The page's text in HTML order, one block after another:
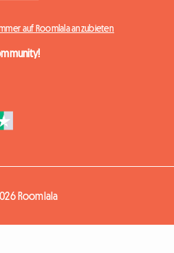
auf Roomlala anzubieten
Roomlala